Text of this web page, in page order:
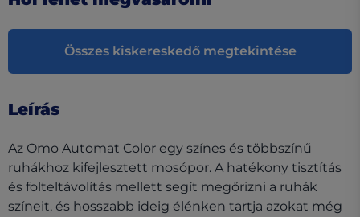
Összes kiskereskedő megtekintése
Leírás
Az Omo Automat Color egy színes és többszínű
ruhákhoz kifejlesztett mosópor. A hatékony tisztítás
és folteltávolítás mellett segít megőrizni a ruhák
színeit, és hosszabb ideig élénken tartja azokat még